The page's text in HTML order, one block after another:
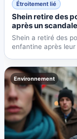
Étroitement lié
Shein retire des
après un
Shein a retiré des
enfantine après
Environnement